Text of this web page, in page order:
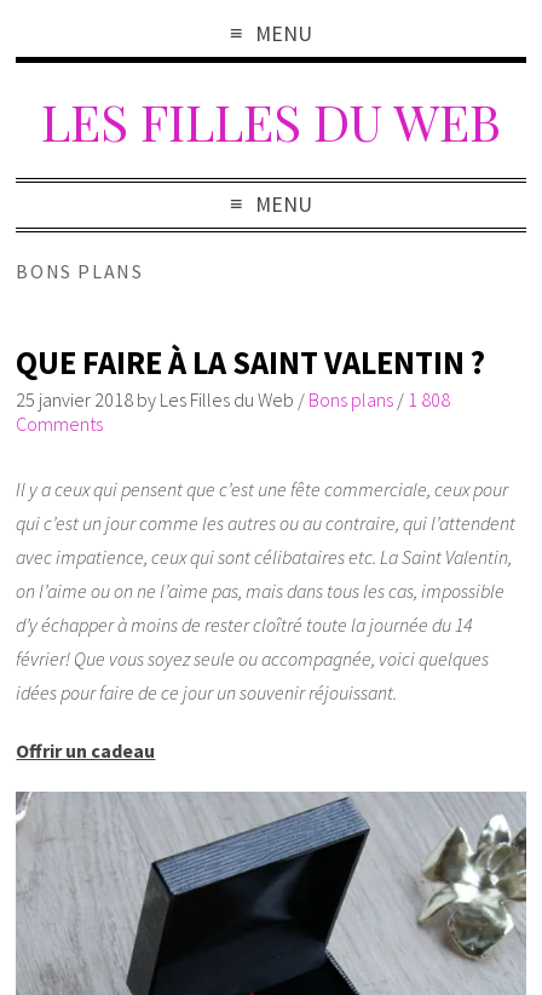
MENU
LES FILLES DU WEB
MENU
BONS PLANS
QUE FAIRE À LA SAINT VALENTIN ?
25 janvier 2018 by Les Filles du Web / Bons plans / 1 808
Comments
Il y a ceux qui pensent que c’est une fête commerciale, ceux pour
qui c’est un jour comme les autres ou au contraire, qui l’attendent
avec impatience, ceux qui sont célibataires etc. La Saint Valentin,
on l’aime ou on ne l’aime pas, mais dans tous les cas, impossible
d’y échapper à moins de rester cloîtré toute la journée du 14
février! Que vous soyez seule ou accompagnée, voici quelques
idées pour faire de ce jour un souvenir réjouissant.
Offrir un cadeau